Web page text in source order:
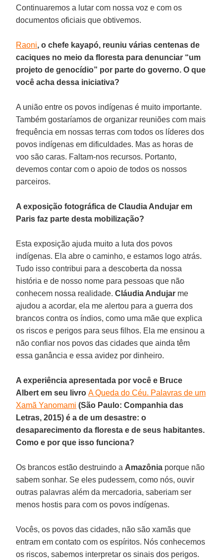
Continuaremos a lutar com nossa voz e com os
documentos oficiais que obtivemos.
Raoni, o chefe kayapó, reuniu várias centenas de
caciques no meio da floresta para denunciar “um
projeto de genocídio” por parte do governo. O que
você acha dessa iniciativa?
A união entre os povos indígenas é muito importante.
Também gostaríamos de organizar reuniões com mais
frequência em nossas terras com todos os líderes dos
povos indígenas em dificuldades. Mas as horas de
voo são caras. Faltam-nos recursos. Portanto,
devemos contar com o apoio de todos os nossos
parceiros.
A exposição fotográfica de Claudia Andujar em
Paris faz parte desta mobilização?
Esta exposição ajuda muito a luta dos povos
indígenas. Ela abre o caminho, e estamos logo atrás.
Tudo isso contribui para a descoberta da nossa
história e de nosso nome para pessoas que não
conhecem nossa realidade.Cláudia Andujar me
ajudou a acordar, ela me alertou para a guerra dos
brancos contra os índios, como uma mãe que explica
os riscos e perigos para seus filhos. Ela me ensinou a
não confiar nos povos das cidades que ainda têm
essa ganância e essa avidez por dinheiro.
A experiência apresentada por você e Bruce
Albert em seu livroA Queda do Céu. Palavras de um
Xamã Yanomami (São Paulo: Companhia das
Letras, 2015) é a de um desastre: o
desaparecimento da floresta e de seus habitantes.
Como e por que isso funciona?
Os brancos estão destruindo a Amazônia porque não
sabem sonhar. Se eles pudessem, como nós, ouvir
outras palavras além da mercadoria, saberiam ser
menos hostis para com os povos indígenas.
Vocês, os povos das cidades, não são xamãs que
entram em contato com os espíritos. Nós conhecemos
os riscos, sabemos interpretar os sinais dos perigos.